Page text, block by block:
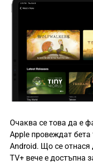
Очаква се това да е
Apple провеждат бета
Android. Що се отнася
TV+ вече е достъпна